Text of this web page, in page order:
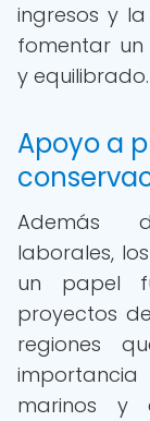
ingresos y
fomentar un
y equilibrado.
Apoyo a
Además
laborales,
un papel
proyectos
regiones
marinos y